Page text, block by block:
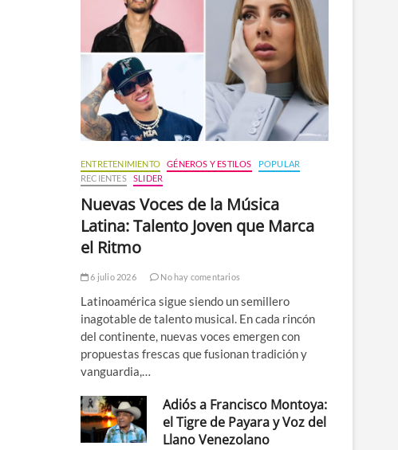
n
ú
ENTRETENIMIENTO GÉNEROS Y ESTILOS
POPULAR
RECIENTES
SLIDER
Nuevas Voces de la Música
Latina: Talento Joven que Marca
el Ritmo
6 julio 2026 No hay comentarios
Latinoamérica sigue siendo un semillero
inagotable de talento musical. En cada rincón
del continente, nuevas voces emergen con
propuestas frescas que fusionan tradición y
vanguardia,…
Adiós a Francisco Montoya:
el Tigre de Payara y Voz del
Llano Venezolano